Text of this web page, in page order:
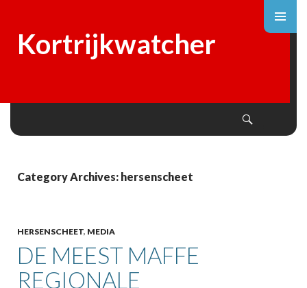
Kortrijkwatcher
Category Archives: hersenscheet
HERSENSCHEET, MEDIA
DE MEEST MAFFE
REGIONALE